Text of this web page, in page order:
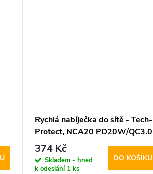
Rychlá nabíječka do sítě - Tech-
Protect, NCA20 PD20W/QC3.0
+ Lightning kabel
374 Kč
Skladem - hned
k odeslání 1 ks
DO KOŠÍKU